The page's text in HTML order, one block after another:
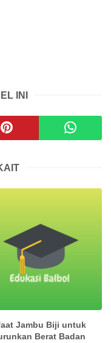
INI
Jambu Biji untuk
Berat Badan